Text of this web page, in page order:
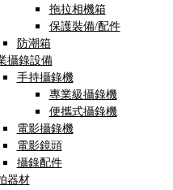
拖拉相機箱
保護裝備/配件
防潮箱
攝錄設備
手持攝錄機
專業級攝錄機
便攜式攝錄機
電影攝錄機
電影鏡頭
攝錄配件
器材